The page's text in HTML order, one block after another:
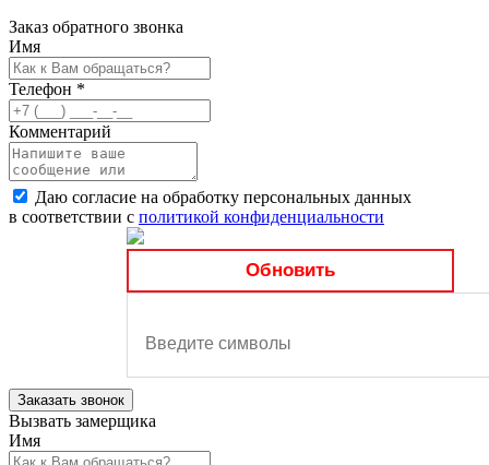
Заказ обратного звонка
Имя
Телефон *
Комментарий
Даю согласие на обработку персональных данных
в соответствии с политикой конфиденциальности
Обновить
Заказать звонок
Вызвать замерщика
Имя